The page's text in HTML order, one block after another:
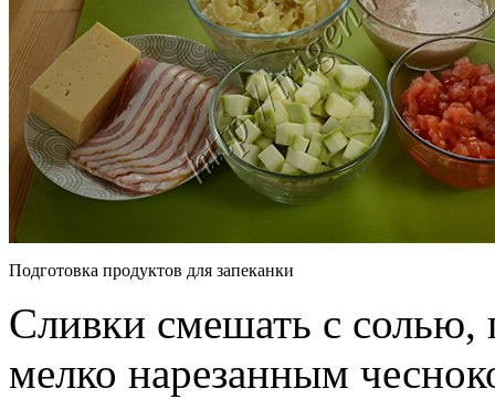
Подготовка продуктов для запеканки
Сливки смешать с
мелко нарезанным